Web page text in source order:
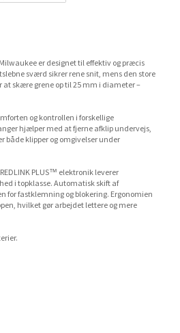
er designet til effektiv og præcis
sværd sikrer rene snit, mens den store
skære grene op til 25 mm i diameter –
og kontrollen i forskellige
hjælper med at fjerne afklip undervejs,
både klipper og omgivelser under
PLUS™ elektronik leverer
i topklasse. Automatisk skift af
for fastklemning og blokering. Ergonomien
hvilket gør arbejdet lettere og mere